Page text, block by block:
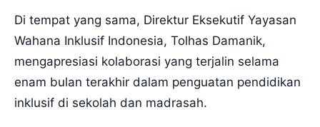
Di tempat yang sama, Direktur Eksekutif Yayasan
Wahana Inklusif Indonesia, Tolhas Damanik,
mengapresiasi kolaborasi yang terjalin selama
enam bulan terakhir dalam penguatan pendidikan
inklusif di sekolah dan madrasah.